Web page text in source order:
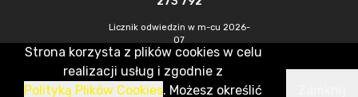
Licznik odwiedzin w m-cu 2026-
07
581
CMS & Hosting: Nefeni Sp. z o.o.
Strona korzysta z plików cookies w celu
realizacji usług i zgodnie z
Polityką Plików Cookies. Możesz określić